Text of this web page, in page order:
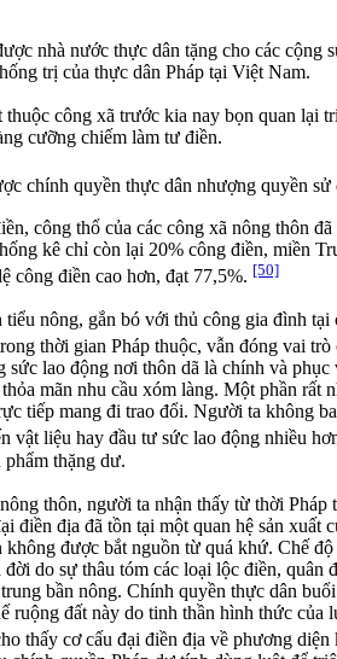
nhà nước thực dân tặng cho các cộng
trị của thực dân Pháp tại Việt Nam.
thuộc công xã trước kia nay bọn quan lại
cưỡng chiếm làm tư điền.
chính quyền thực dân nhượng quyền
công thổ của các công xã nông thôn
kê chỉ còn lại 20% công điền, miền
công điền cao hơn, đạt 77,5%. [50]
nông, gắn bó với thủ công gia đình tại
thời gian Pháp thuộc, vẫn đóng vai
sức lao động nơi thôn dã là chính và
mãn nhu cầu xóm làng. Một phần rất
tiếp mang đi trao đổi. Người ta không
vật liệu hay đầu tư sức lao động nhiều
phẩm thặng dư.
thôn, người ta nhận thấy từ thời Pháp
điền địa đã tồn tại một quan hệ sản xuất
không được bắt nguồn từ quá khứ. Chế
do sự thâu tóm các loại lộc điền, quân
bần nông. Chính quyền thực dân
ruộng đất này do tinh thần hình thức của
thấy cơ cấu đại điền địa về phương